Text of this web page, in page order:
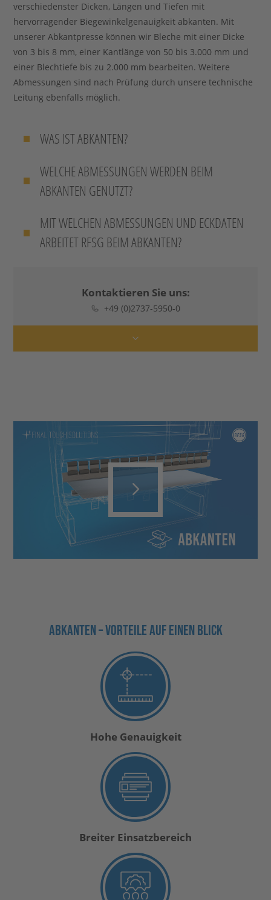
verschiedenster Dicken, Längen und Tiefen mit
hervorragender Biegewinkelgenauigkeit abkanten. Mit
unserer Abkantpresse können wir Bleche mit einer Dicke
von 3 bis 8 mm, einer Kantlänge von 50 bis 3.000 mm und
einer Blechtiefe bis zu 2.000 mm bearbeiten. Weitere
Abmessungen sind nach Prüfung durch unsere technische
Leitung ebenfalls möglich.
WAS IST ABKANTEN?
WELCHE ABMESSUNGEN WERDEN BEIM
ABKANTEN GENUTZT?
MIT WELCHEN ABMESSUNGEN UND ECKDATEN
ARBEITET RFSG BEIM ABKANTEN?
Kontaktieren Sie uns:
+49 (0)2737-5950-0
Play
ABKANTEN – VORTEILE AUF EINEN BLICK
Hohe Genauigkeit
Breiter Einsatzbereich